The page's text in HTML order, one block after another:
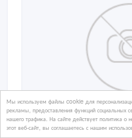
Мы используем файлы cookie для
рекламы, предоставления функций социальных
нашего трафика. На сайте действует политика о
этот веб-сайт, вы соглашаетесь с нашим